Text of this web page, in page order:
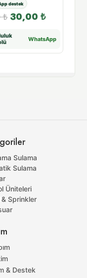
destek
₺ 30,00 ₺
WhatsApp
Sulama
Sulama
Üniteleri
& Sprinkler
& Destek